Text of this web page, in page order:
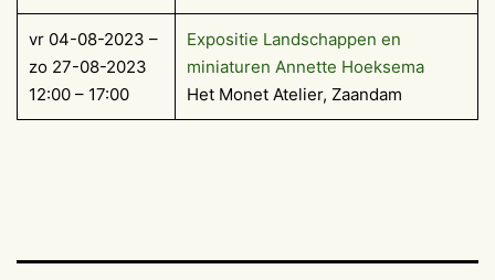
vr 04-08-2023 –
zo 27-08-2023
12:00 – 17:00
Expositie Landschappen en
miniaturen Annette Hoeksema
Het Monet Atelier, Zaandam